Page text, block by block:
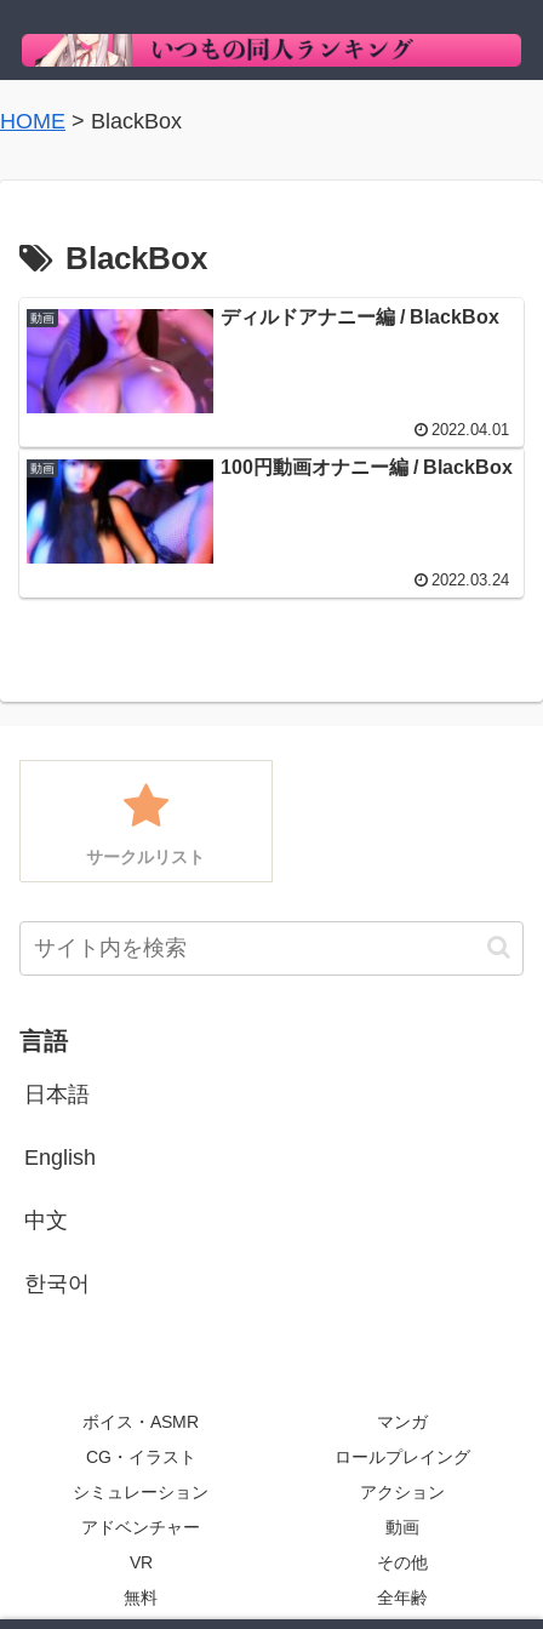
HOME > BlackBox
BlackBox
動画 ディルドアナニー編 / BlackBox
2022.04.01
動画 100円動画オナニー編 / BlackBox
2022.03.24
サークルリスト
言語
日本語
English
中文
한국어
ボイス・ASMR
マンガ
CG・イラスト
ロールプレイング
シミュレーション
アクション
アドベンチャー
動画
VR
その他
無料
全年齢